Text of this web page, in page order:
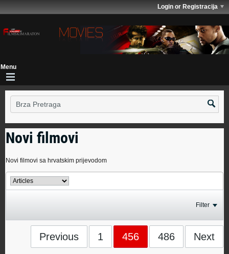
Login or Registracija
Novi filmovi
Novi filmovi sa hrvatskim prijevodom
Filter
Previous 1 456 486 Next